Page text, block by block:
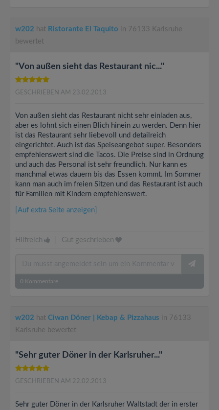
w202 hat Ristorante El Taquito in 76133 Karlsruhe
bewertet
"Von außen sieht das Restaurant nic..."
GESCHRIEBEN AM 23.02.2013
Von außen sieht das Restaurant nicht sehr einladen aus,
aber es lohnt sich einen Blich hinein zu werden. Denn hier
ist das Restaurant sehr liebevoll und detailreich
eingerichtet. Auch ist das Speiseangebot super. Besonders
empfehlenswert sind die Tacos. Die Preise sind in Ordnung
und auch das Personal ist sehr freundlich. Nur kann es
manchmal etwas dauern bis das Essen kommt. Im Sommer
kann man auch im freien Sitzen und das Restaurant ist auch
für Familien mit Kindern empfehlenswert.
[Auf extra Seite anzeigen]
Hilfreich Gut geschrieben
0 Kommentare
w202 hat Ciwan Döner | Kebap & Pizzahaus in 76133
Karlsruhe bewertet
"Sehr guter Döner in der Karlsruher..."
GESCHRIEBEN AM 22.02.2013
Sehr guter Döner in der Karlsruher Waltstadt der in erster